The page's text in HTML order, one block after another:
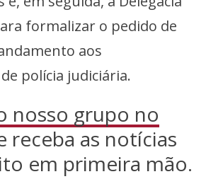
formalizar o pedido de
aos
polícia judiciária.
nosso grupo no
receba as notícias
em primeira mão.